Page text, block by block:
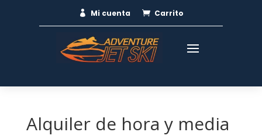
 Mi cuenta  Carrito
Alquiler de hora y media